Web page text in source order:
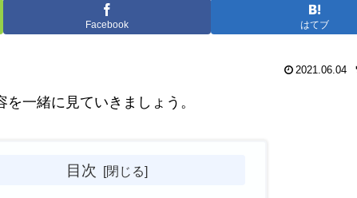
Facebook はてブ
2021.06.04
一緒に見ていきましょう。
目次